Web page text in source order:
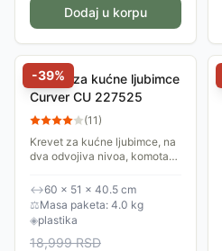
Dodaj u korpu
-39%
Kućica za kućne ljubimce
Curver CU 227525
(11)
Krevet za kućne ljubimce, na
dva odvojiva nivoa, komotan,
mačke i male pse.
↔60 × 51 × 40.5 cm
⚖Masa paketa: 4.0 kg
◈plastika
18,999RSD